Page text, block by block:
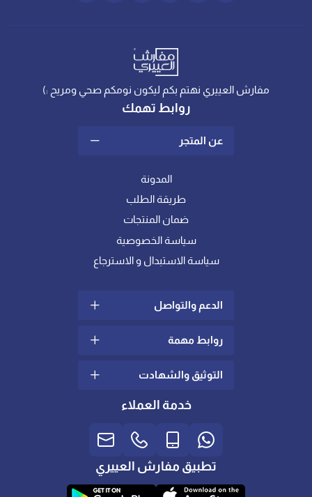
مفارش العييري نهتم بكم ليكون نومكم صحي ومريح :)
روابط تهمك
عن المتجر
المدونة
طريقة الطلب
ضمان المنتجات
سياسة الخصوصية
سياسة الاستبدال و الاسترجاع
الدعم والتواصل
سياسة الشحن والتوصيل
الدعم الفني
روابط مهمة
ما هو اللباد؟
كيف أختار خامة المفرش
المناسبة لي ؟
لباد ومخدات الريش || المزايا
والعيوب
العناية بالمفارش و اللباد
الأندرويد
التوثيق والشهادت
شهادات عالمية في الجودة
تصريح التخفيضات
الشهادة الضريبية
معارضنا
خدمة العملاء
تطبيق مفارش العييري